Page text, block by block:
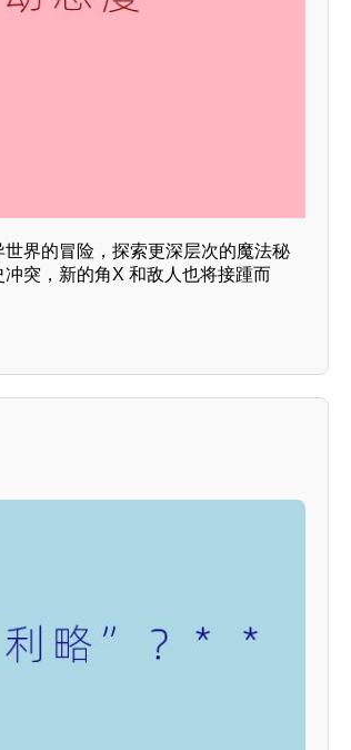
界的冒险，探索更深层次的魔法秘
突，新的角X 和敌人也将接踵而